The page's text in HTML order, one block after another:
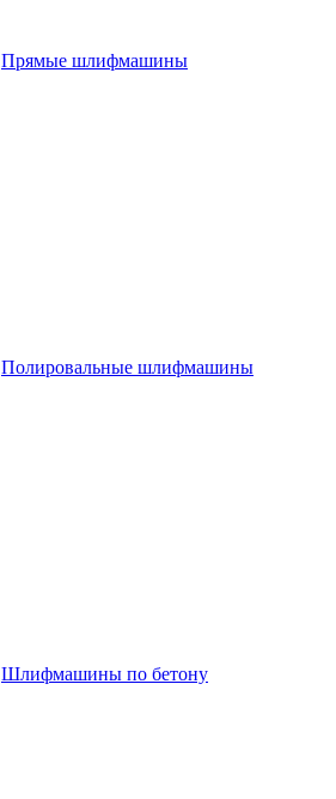
Прямые шлифмашины
Полировальные шлифмашины
Шлифмашины по бетону